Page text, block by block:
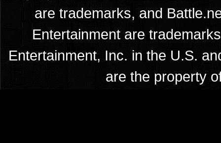
are trademarks, and
Entertainment are
Entertainment, Inc. in the U.S.
are the property